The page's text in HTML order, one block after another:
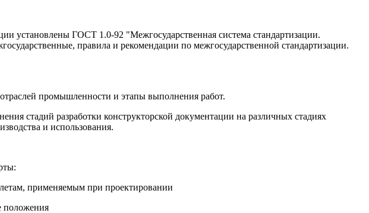
установлены ГОСТ 1.0-92 "Межгосударственная система стандартизации.
правила и рекомендации по межгосударственной стандартизации.
промышленности и этапы выполнения работ.
стадий разработки конструкторской документации на различных стадиях
и использования.
применяемым при проектировании
положения